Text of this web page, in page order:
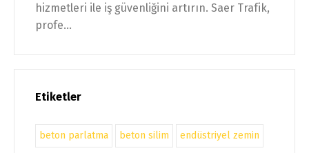
hizmetleri ile iş güvenliğini artırın. Saer Trafik,
profe...
Etiketler
beton parlatma beton silim endüstriyel zemin